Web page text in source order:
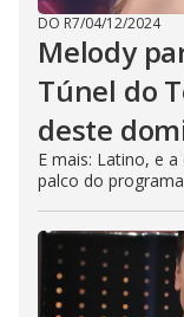
DO R7/04/12/2024
Melody
Túnel do
deste
E mais: Latino, e
palco do